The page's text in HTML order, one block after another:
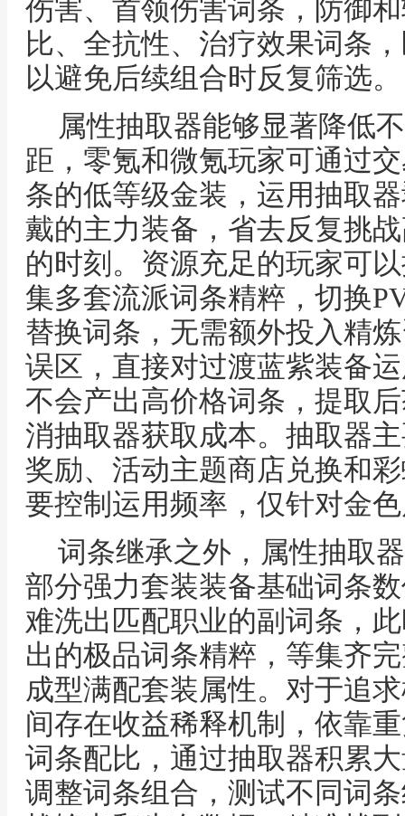
伤害、首领伤害词条，防御
比、全抗性、治疗效果词条
以避免后续组合时反复筛选。
属性抽取器能够显著降低
距，零氪和微氪玩家可通过
条的低等级金装，运用抽取
戴的主力装备，省去反复挑
的时刻。资源充足的玩家可
集多套流派词条精粹，切换
替换词条，无需额外投入精
误区，直接对过渡蓝紫装备
不会产出高价格词条，提取
消抽取器获取成本。抽取器
奖励、活动主题商店兑换和
要控制运用频率，仅针对金
词条继承之外，属性抽取
部分强力套装装备基础词条
难洗出匹配职业的副词条，
出的极品词条精粹，等集齐
成型满配套装属性。对于追
间存在收益稀释机制，依靠
词条配比，通过抽取器积累
调整词条组合，测试不同词